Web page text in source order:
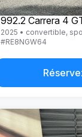
Porsche
2025 • convertible,
#RE8NGW64